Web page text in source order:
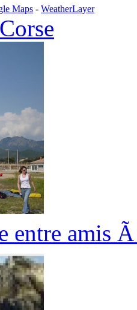
Maps - WeatherLayer
entre amis